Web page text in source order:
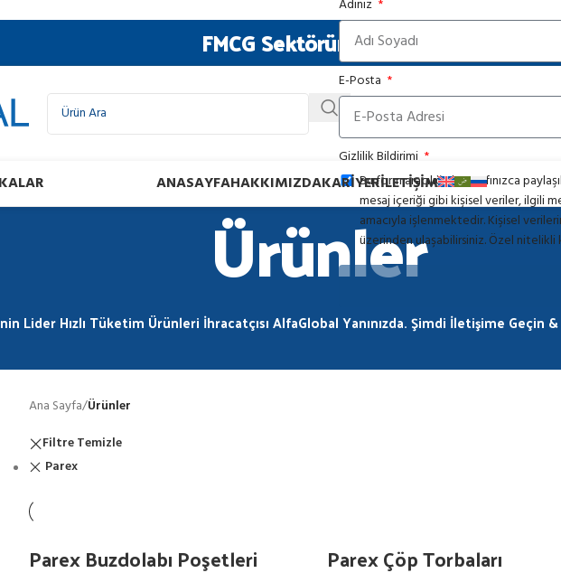
FMCG Sektöründe Güvenilir Ortağınız
Adınız
E-Posta
Gizlilik Bildirimi
Bu form aracılığıyla tarafınızca
mesaj içeriği gibi kişisel veriler, ilgili
amacıyla işlenmektedir. Kişisel
üzerinden ulaşabilirsiniz. Özel nitelikli
ANASAYFAHAKKIMIZDAKARIYERİLETIŞIM
Ürünler
Lider Hızlı Tüketim Ürünleri İhracatçısı AlfaGlobal Yanınızda. Şimdi İletişime Geçin
Ana Sayfa/Ürünler
Filtre Temizle
Parex
Parex Buzdolabı Poşetleri Parex Çöp Torbaları